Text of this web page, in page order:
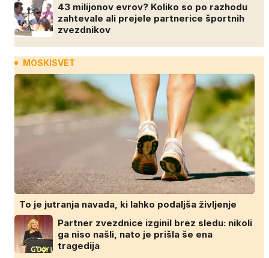
43 milijonov evrov? Koliko so po razhodu
zahtevale ali prejele partnerice športnih
zvezdnikov
MOSKISVET
To je jutranja navada, ki lahko podaljša življenje
Partner zvezdnice izginil brez sledu: nikoli
ga niso našli, nato je prišla še ena
tragedija